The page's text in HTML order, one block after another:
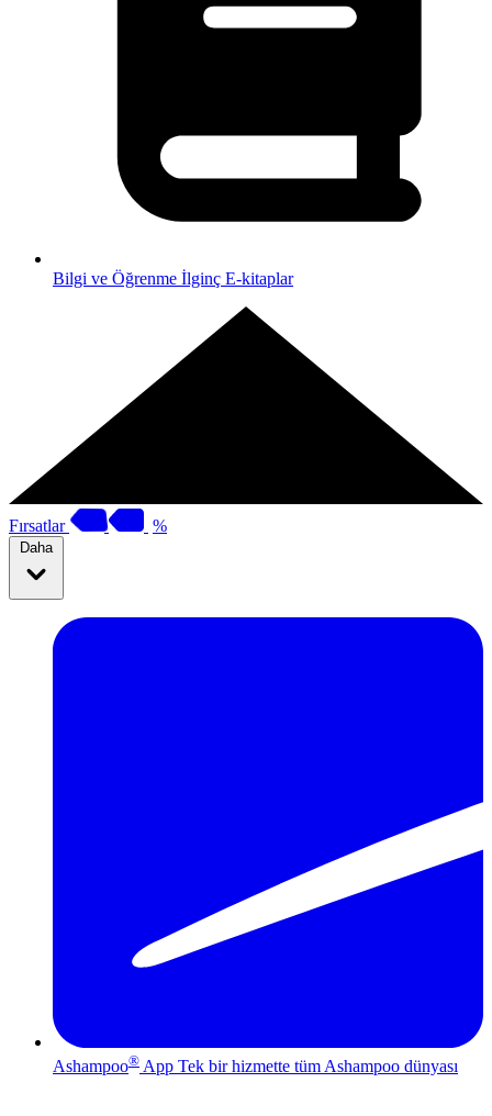
Bilgi ve Öğrenme İlginç E-kitaplar
Fırsatlar %
Daha
Ashampoo® App Tek bir hizmette tüm Ashampoo dünyası